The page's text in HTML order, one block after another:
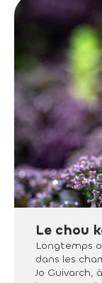
Le chou
Longtemps
dans les
Jo Guivarch,